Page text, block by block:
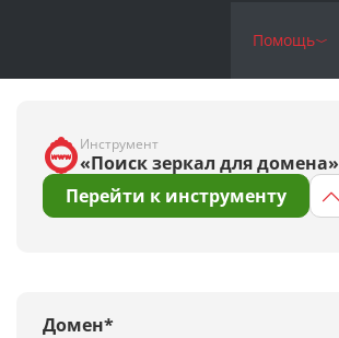
Помощь
Инструмент
«Поиск зеркал для домена»
Перейти к инструменту
Домен*